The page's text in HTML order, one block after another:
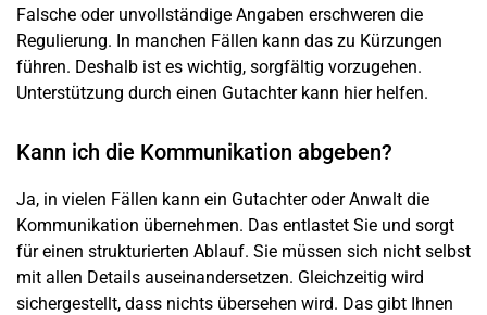
Falsche oder unvollständige Angaben erschweren die
Regulierung. In manchen Fällen kann das zu Kürzungen
führen. Deshalb ist es wichtig, sorgfältig vorzugehen.
Unterstützung durch einen Gutachter kann hier helfen.
Kann ich die Kommunikation abgeben?
Ja, in vielen Fällen kann ein Gutachter oder Anwalt die
Kommunikation übernehmen. Das entlastet Sie und sorgt
für einen strukturierten Ablauf. Sie müssen sich nicht selbst
mit allen Details auseinandersetzen. Gleichzeitig wird
sichergestellt, dass nichts übersehen wird. Das gibt Ihnen